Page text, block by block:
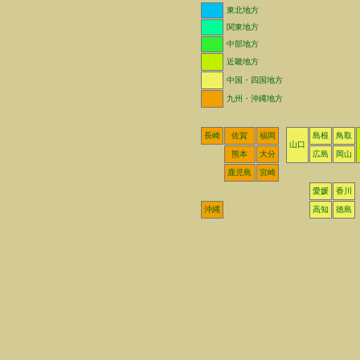
東北地方
関東地方
中部地方
近畿地方
中国・四国地方
九州・沖縄地方
長崎 佐賀
福岡
山口
島根
鳥取
熊本
大分 広島 岡山
鹿児島 宮崎
愛媛 香川
沖縄 高知 徳島